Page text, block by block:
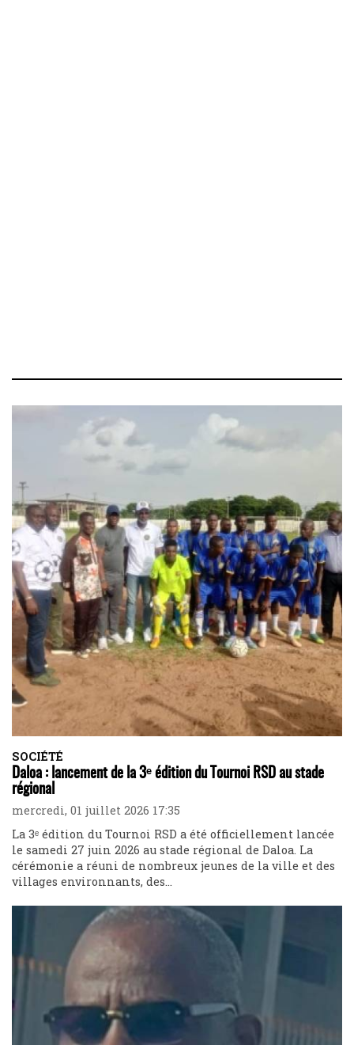
SOCIÉTÉ
Daloa : lancement de la 3ᵉ édition du Tournoi RSD au stade
régional
mercredi, 01 juillet 2026 17:35
La 3ᵉ édition du Tournoi RSD a été officiellement lancée
le samedi 27 juin 2026 au stade régional de Daloa. La
cérémonie a réuni de nombreux jeunes de la ville et des
villages environnants, des...